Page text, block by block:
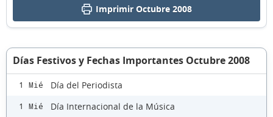
Imprimir Octubre 2008
Días Festivos y Fechas Importantes Octubre 2008
1 Mié Día del Periodista
1 Mié Día Internacional de la Música